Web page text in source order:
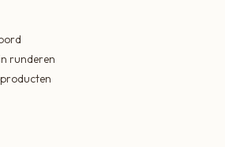
runderen